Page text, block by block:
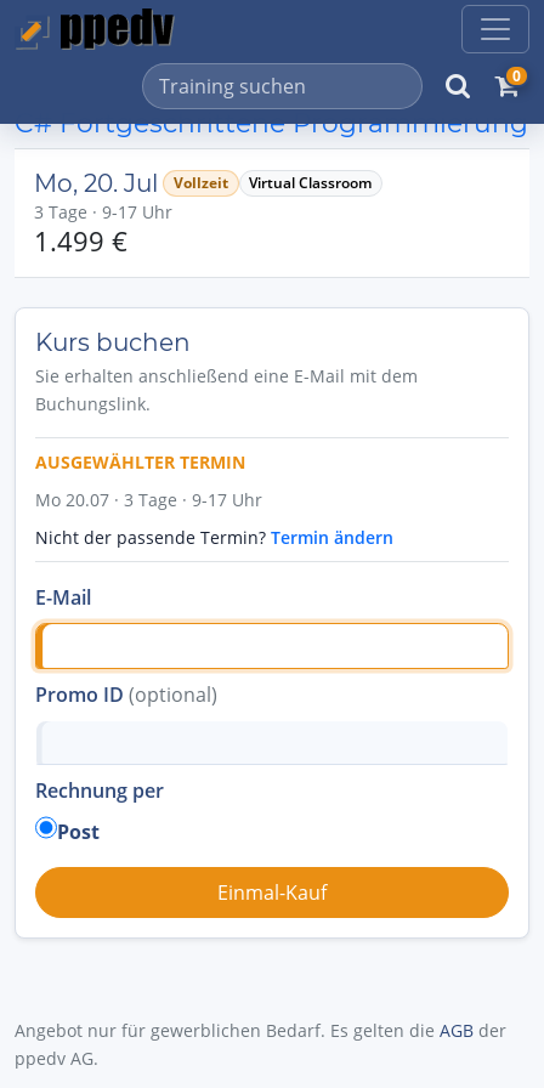
0
C# Fortgeschrittene Programmierung
Mo, 20. Jul Vollzeit Virtual Classroom
3 Tage · 9-17 Uhr
1.499 €
Kurs buchen
Sie erhalten anschließend eine E-Mail mit dem
Buchungslink.
AUSGEWÄHLTER TERMIN
Mo 20.07 · 3 Tage · 9-17 Uhr
Nicht der passende Termin? Termin ändern
E-Mail
Promo ID (optional)
Rechnung per
Post
Angebot nur für gewerblichen Bedarf. Es gelten die AGB der
ppedv AG.